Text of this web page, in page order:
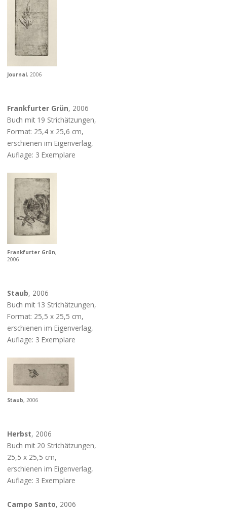
Journal, 2006
Frankfurter Grün, 2006
Buch mit 19 Strichätzungen,
Format: 25,4 x 25,6 cm,
erschienen im Eigenverlag,
Auflage: 3 Exemplare
Frankfurter Grün,
2006
Staub, 2006
Buch mit 13 Strichätzungen,
Format: 25,5 x 25,5 cm,
erschienen im Eigenverlag,
Auflage: 3 Exemplare
Staub, 2006
Herbst, 2006
Buch mit 20 Strichätzungen,
25,5 x 25,5 cm,
erschienen im Eigenverlag,
Auflage: 3 Exemplare
Campo Santo, 2006